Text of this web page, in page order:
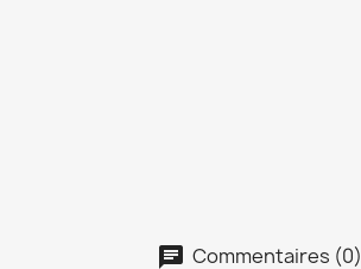
Commentaires (0)